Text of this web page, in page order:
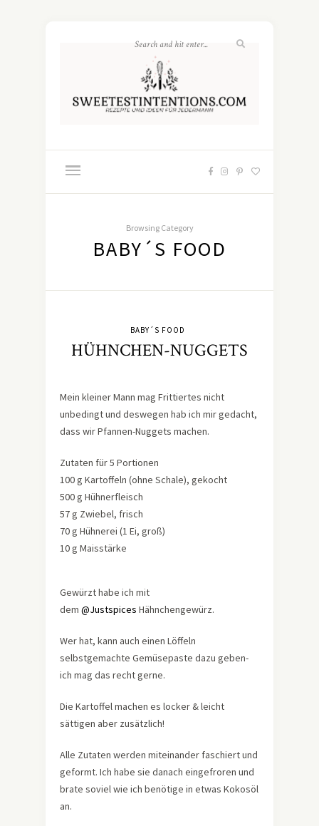
Browsing Category
BABY´S FOOD
BABY´S FOOD
HÜHNCHEN-NUGGETS
Mein kleiner Mann mag Frittiertes nicht
unbedingt und deswegen hab ich mir gedacht,
dass wir Pfannen-Nuggets machen.
Zutaten für 5 Portionen
100 g Kartoffeln (ohne Schale), gekocht
500 g Hühnerfleisch
57 g Zwiebel, frisch
70 g Hühnerei (1 Ei, groß)
10 g Maisstärke
Gewürzt habe ich mit
dem @Justspices Hähnchengewürz.
Wer hat, kann auch einen Löffeln
selbstgemachte Gemüsepaste dazu geben-
ich mag das recht gerne.
Die Kartoffel machen es locker & leicht
sättigen aber zusätzlich!
Alle Zutaten werden miteinander faschiert und
geformt. Ich habe sie danach eingefroren und
brate soviel wie ich benötige in etwas Kokosöl
an.